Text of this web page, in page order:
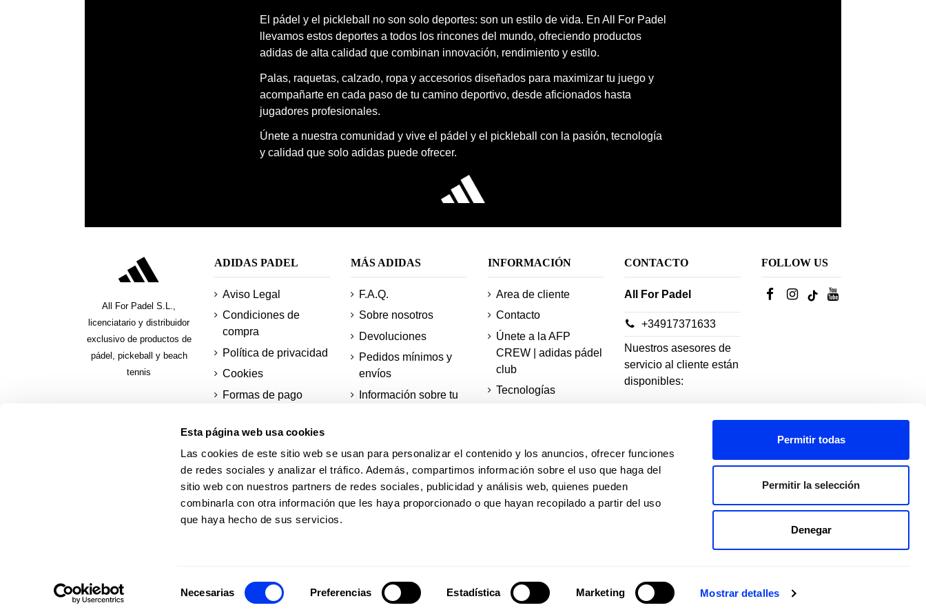
Esta página web usa cookies
Las cookies de este sitio web se usan para personalizar el contenido y los anuncios, ofrecer funciones
de redes sociales y analizar el tráfico. Además, compartimos información sobre el uso que haga del
sitio web con nuestros partners de redes sociales, publicidad y análisis web, quienes pueden
combinarla con otra información que les haya proporcionado o que hayan recopilado a partir del uso
que haya hecho de sus servicios.
Necesarias Preferencias Estadística Marketing Mostrar detalles
Permitir todas
Permitir la selección
Denegar
El pádel y el pickleball no son solo deportes: son un estilo de vida. En All For Padel
llevamos estos deportes a todos los rincones del mundo, ofreciendo productos
adidas de alta calidad que combinan innovación, rendimiento y estilo.
Palas, raquetas, calzado, ropa y accesorios diseñados para maximizar tu juego y
acompañarte en cada paso de tu camino deportivo, desde aficionados hasta
jugadores profesionales.
Únete a nuestra comunidad y vive el pádel y el pickleball con la pasión, tecnología
y calidad que solo adidas puede ofrecer.
All For Padel S.L.,
licenciatario y distribuidor
exclusivo de productos de
pádel, pickeball y beach
tennis
ADIDAS PADEL
Aviso Legal
Condiciones de
compra
Política de privacidad
Cookies
Formas de pago
Paga a plazos
Solicita tu factura
MÁS ADIDAS
F.A.Q.
Sobre nosotros
Devoluciones
Pedidos mínimos y
envíos
Información sobre tu
AFP Academy
Pistas de padel
adidas
INFORMACIÓN
Area de cliente
Contacto
Únete a la AFP
CREW | adidas pádel
club
Tecnologías
estudiantes
CONTACTO
All For Padel
+34917371633
Nuestros asesores de
servicio al cliente están
disponibles:
De lunes a jueves: 10h-
Viernes: 10h-14h
FOLLOW US
© 2026 Web oficial adidas Padel.